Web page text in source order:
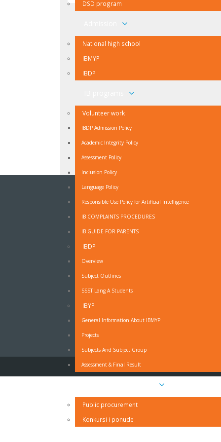
DSD program
National high school
IBMYP
IBDP
Volunteer work
IBDP Admission Policy
Academic Integrity Policy
Assessment Policy
Inclusion Policy
Language Policy
Responsible Use Policy for Artificial Intelligence
IB COMPLAINTS PROCEDURES
IB GUIDE FOR PARENTS
IBDP
Overview
Subject Outlines
SSST Lang A Students
IBYP
General Information About IBMYP
Projects
Subjects And Subject Group
Assessment & Final Result
Public procurement
Konkursi i ponude
NEWSLETTER
prijavite se na naš Newsletter.
OBRAZAC - MOLBA ZA ODSUSTVO SA
Obrazac - Molba za odsustvo sa nastave - PDF
Obrazac - Molba za odsustvo sa nastave - MS Word
IZJAVA RODITELJA O PRAVDANJU IZOSTANAKA